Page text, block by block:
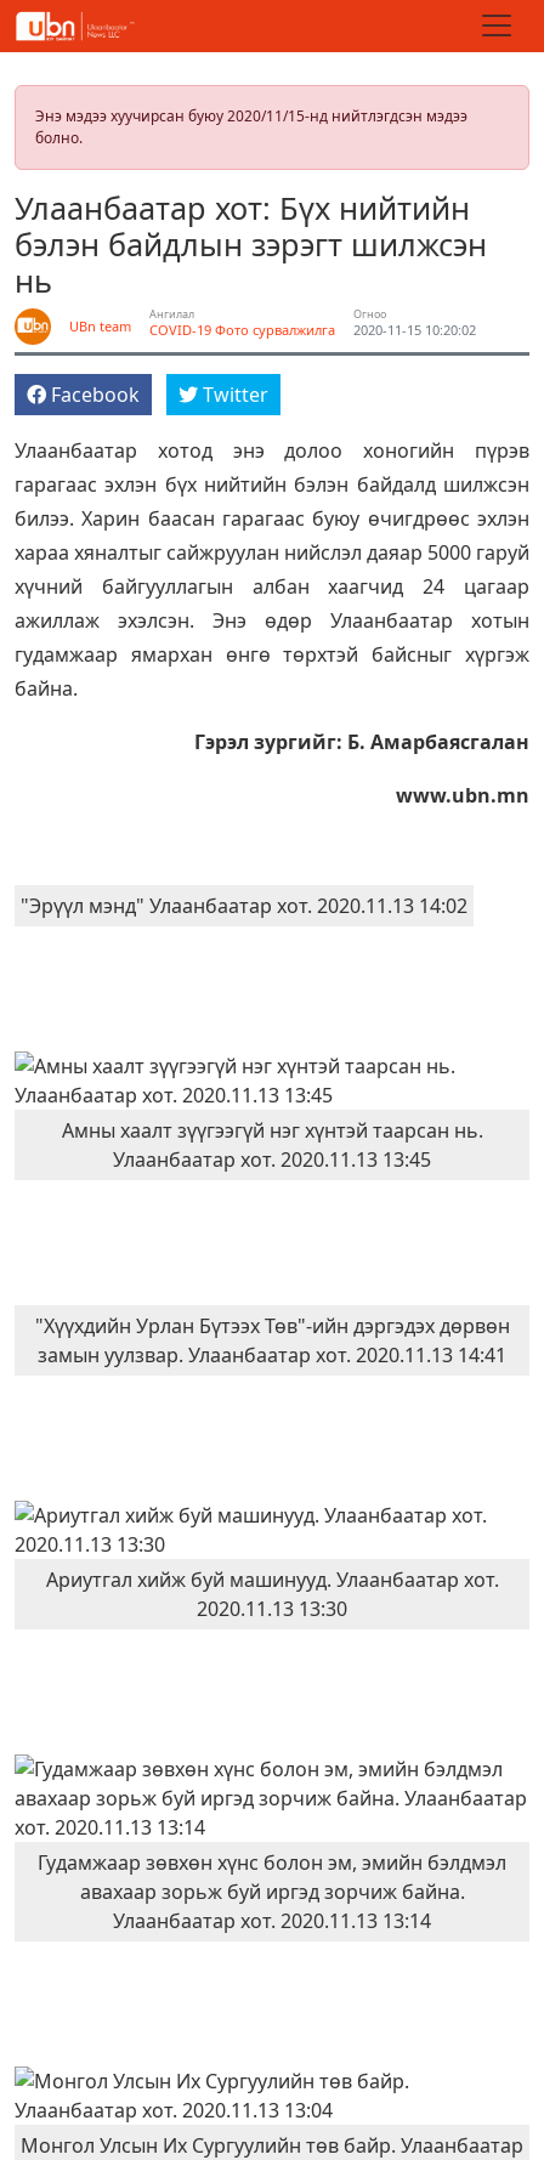
Энэ мэдээ хуучирсан буюу 2020/11/15-нд нийтлэгдсэн мэдээ
болно.
Улаанбаатар хот: Бүх нийтийн
бэлэн байдлын зэрэгт шилжсэн
нь
UBn team
Ангилал
COVID-19 Фото сурвалжилга
Огноо
2020-11-15 10:20:02
Facebook Twitter
Улаанбаатар хотод энэ долоо хоногийн пүрэв
гарагаас эхлэн бүх нийтийн бэлэн байдалд шилжсэн
билээ. Харин баасан гарагаас буюу өчигдрөөс эхлэн
хараа хяналтыг сайжруулан нийслэл даяар 5000 гаруй
хүчний байгууллагын албан хаагчид 24 цагаар
ажиллаж эхэлсэн. Энэ өдөр Улаанбаатар хотын
гудамжаар ямархан өнгө төрхтэй байсныг хүргэж
байна.
Гэрэл зургийг: Б. Амарбаясгалан
www.ubn.mn
"Эрүүл мэнд" Улаанбаатар хот. 2020.11.13 14:02
Амны хаалт зүүгээгүй нэг хүнтэй таарсан нь.
Улаанбаатар хот. 2020.11.13 13:45
"Хүүхдийн Урлан Бүтээх Төв"-ийн дэргэдэх дөрвөн
замын уулзвар. Улаанбаатар хот. 2020.11.13 14:41
Ариутгал хийж буй машинууд. Улаанбаатар хот.
2020.11.13 13:30
Гудамжаар зөвхөн хүнс болон эм, эмийн бэлдмэл
авахаар зорьж буй иргэд зорчиж байна.
Улаанбаатар хот. 2020.11.13 13:14
Монгол Улсын Их Сургуулийн төв байр. Улаанбаатар